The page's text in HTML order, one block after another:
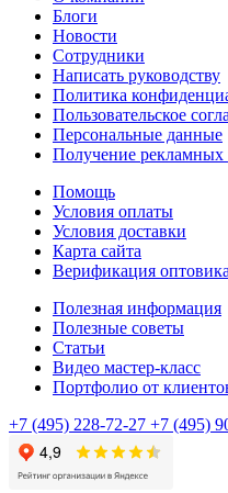
Блоги
Новости
Сотрудники
Написать руководству
Политика
Пользовательское
Персональные данные
Получение рекламных
Помощь
Условия оплаты
Условия доставки
Карта сайта
Верификация оптовика
Полезная информация
Полезные советы
Статьи
Видео мастер-класс
Портфолио от
+7 (495) 228-72-27 +7 (495)